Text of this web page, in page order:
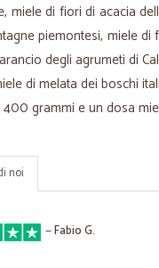
miele di fiori di acacia
piemontesi, miele
degli agrumeti di
di melata dei boschi
400 grammi e un dosa
noi
—Fabio G.